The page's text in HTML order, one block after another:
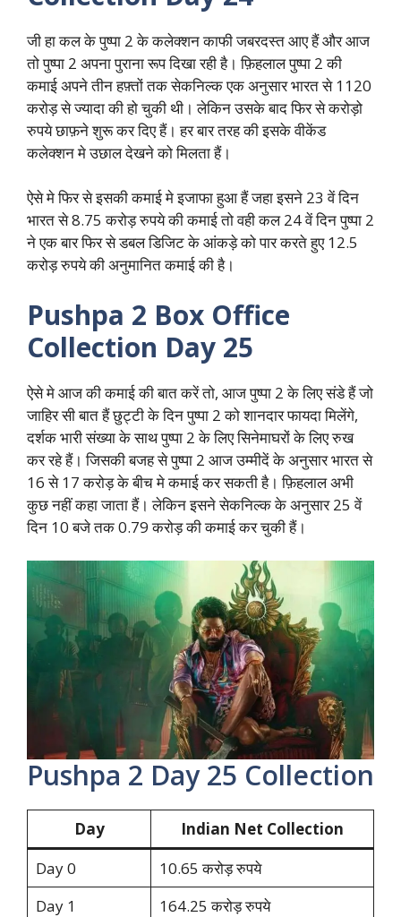
जी हा कल के पुष्पा 2 के कलेक्शन काफी जबरदस्त आए हैं और आज
तो पुष्पा 2 अपना पुराना रूप दिखा रही है। फ़िहलाल पुष्पा 2 की
कमाई अपने तीन हफ़्तों तक सेकनिल्क एक अनुसार भारत से 1120
करोड़ से ज्यादा की हो चुकी थी। लेकिन उसके बाद फिर से करोड़ो
रुपये छाफ़ने शुरू कर दिए हैं। हर बार तरह की इसके वीकेंड
कलेक्शन मे उछाल देखने को मिलता हैं।
ऐसे मे फिर से इसकी कमाई मे इजाफा हुआ हैं जहा इसने 23 वें दिन
भारत से 8.75 करोड़ रुपये की कमाई तो वही कल 24 वें दिन पुष्पा 2
ने एक बार फिर से डबल डिजिट के आंकड़े को पार करते हुए 12.5
करोड़ रुपये की अनुमानित कमाई की है।
Pushpa 2 Box Office
Collection Day 25
ऐसे मे आज की कमाई की बात करें तो, आज पुष्पा 2 के लिए संडे हैं जो
जाहिर सी बात हैं छुट्टी के दिन पुष्पा 2 को शानदार फायदा मिलेंगे,
दर्शक भारी संख्या के साथ पुष्पा 2 के लिए सिनेमाघरों के लिए रुख
कर रहे हैं। जिसकी बजह से पुष्पा 2 आज उम्मीदें के अनुसार भारत से
16 से 17 करोड़ के बीच मे कमाई कर सकती है। फ़िहलाल अभी
कुछ नहीं कहा जाता हैं। लेकिन इसने सेकनिल्क के अनुसार 25 वें
दिन 10 बजे तक 0.79 करोड़ की कमाई कर चुकी हैं।
Pushpa 2 Day 25 Collection
Day
Indian Net Collection
Day 0
10.65 करोड़ रुपये
Day 1
164.25 करोड़ रुपये